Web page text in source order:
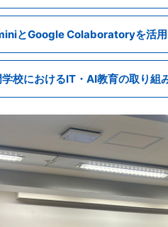
とGoogle Colaboratoryを活
校におけるIT・AI教育の取り組